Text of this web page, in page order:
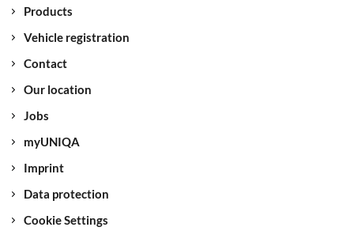
Products
Vehicle registration
Contact
Our location
Jobs
myUNIQA
Imprint
Data protection
Cookie Settings